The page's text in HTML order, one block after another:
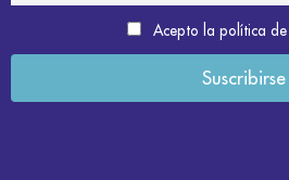
Acepto la política